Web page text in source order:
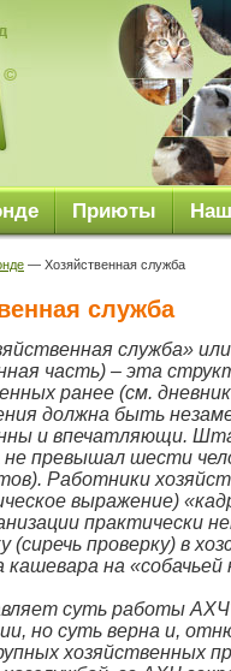
Приюты
— Хозяйственная служба
служба
служба»
часть) – эта
ранее (см.
должна быть
и впечатляющи.
не превышал шести
Работники
выражение)
практически
(сиречь проверку) в
на «собачьей
суть работы
но суть верна и,
хозяйственных